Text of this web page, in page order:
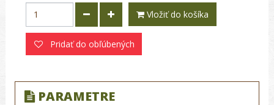
Vložiť do košíka
Pridať do obľúbených
PARAMETRE